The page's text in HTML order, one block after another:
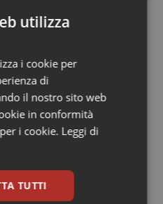
Ulcerosa
neurodegenerative
infrastrutture,
e Risk management
resistente:
alle terapie innovative
2026: nuovi
e autonomia
utilizza
i cookie per
di
il nostro sito web
in conformità
i cookie. Leggi di
TUTTI